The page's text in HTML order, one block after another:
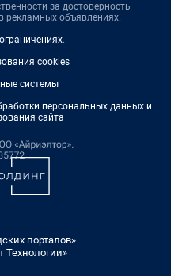
за достоверность
рекламных объявлениях.
.
cookies
системы
персональных данных и
сайта
порталов»
Технологии»